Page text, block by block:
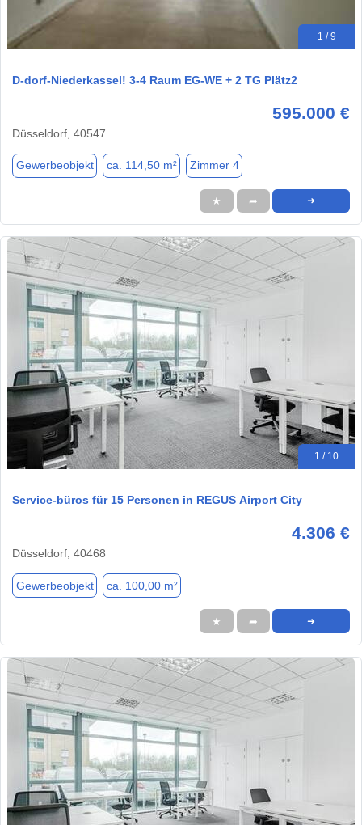
1 / 9
D-dorf-Niederkassel! 3-4 Raum EG-WE + 2 TG Plätz2
595.000 €
Düsseldorf, 40547
Gewerbeobjekt ca. 114,50 m² Zimmer 4
★ ➦ ➜
1 / 10
Service-büros für 15 Personen in REGUS Airport City
4.306 €
Düsseldorf, 40468
Gewerbeobjekt ca. 100,00 m²
★ ➦ ➜